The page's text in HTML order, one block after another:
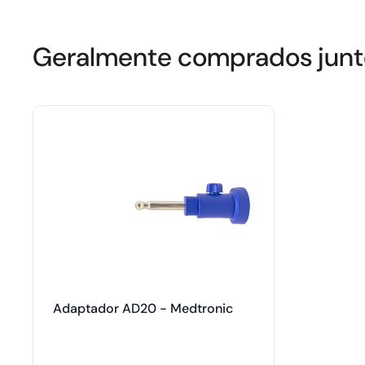
Geralmente comprados
Adaptador AD20 - Medtronic